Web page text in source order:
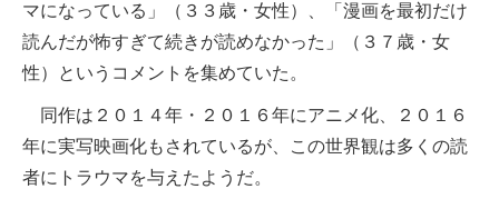
マになっている」（３３歳・女性）、「漫画を最初だけ
読んだが怖すぎて続きが読めなかった」（３７歳・女
性）というコメントを集めていた。
同作は２０１４年・２０１６年にアニメ化、２０１６
年に実写映画化もされているが、この世界観は多くの読
者にトラウマを与えたようだ。